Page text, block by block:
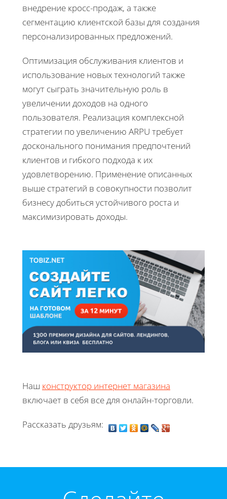
внедрение кросс-продаж, а также
сегментацию клиентской базы для создания
персонализированных предложений.
Оптимизация обслуживания клиентов и
использование новых технологий также
могут сыграть значительную роль в
увеличении доходов на одного
пользователя. Реализация комплексной
стратегии по увеличению ARPU требует
досконального понимания предпочтений
клиентов и гибкого подхода к их
удовлетворению. Применение описанных
выше стратегий в совокупности позволит
бизнесу добиться устойчивого роста и
максимизировать доходы.
Наш конструктор интернет магазина
включает в себя все для онлайн-торговли.
Рассказать друзьям: